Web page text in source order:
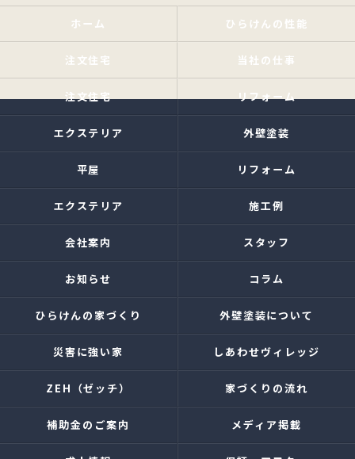
ホーム ひらけんの性能
注文住宅 当社の仕事
注文住宅 リフォーム
エクステリア 外壁塗装
平屋 リフォーム
エクステリア 施工例
会社案内 スタッフ
お知らせ コラム
ひらけんの家づくり 外壁塗装について
災害に強い家 しあわせヴィレッジ
ZEH（ゼッチ） 家づくりの流れ
補助金のご案内 メディア掲載